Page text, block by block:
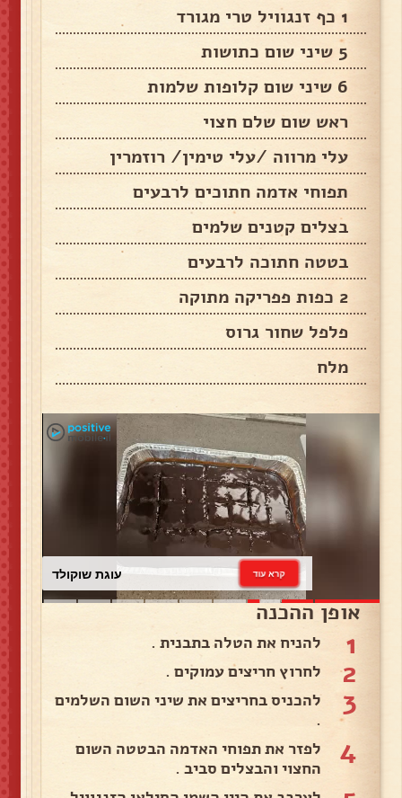
1 כף זנגוויל טרי מגורד
5 שיני שום כתושות
6 שיני שום קלופות שלמות
ראש שום שלם חצוי
עלי מרווה /עלי טימין/ רוזמרין
תפוחי אדמה חתוכים לרבעים
בצלים קטנים שלמים
בטטה חתוכה לרבעים
2 כפות פפריקה מתוקה
פלפל שחור גרוס
מלח
עוגת שוקולד קרא עוד
אופן ההכנה
1 להניח את הטלה בתבנית .
2 לחרוץ חריצים עמוקים .
3
להכניס בחריצים את שיני השום השלמים
.
4
לפזר את תפוחי האדמה הבטטה השום
החצוי והבצלים סביב .